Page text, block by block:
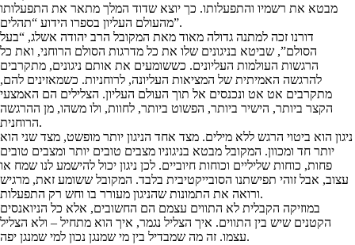
מבטא את רשמיו והתפעלותו. כך יוצא שדוד המלך מתאר את התפעלותו
מהעולם העליון בספרו הידוע “תהלים”.
דורנו זכה למתנה גדולה מאוד מאת המקובל הרב יהודה אשלג, “בעל
הסולם”, שביטא בניגונים שלו את כל מדרגות הסולם הרוחני, ואת כל
הרגשות העולמות העליונים. כששומעים את אותם ניגונים, מתקרבים
להרגשה האמיתית של המציאות העליונה, לרוחניות. כשמאזינים להם,
מתקרבים אט אט ונכנסים אל תוך העולם העליון. הצלילים הם האמצעי
הקצר ביותר, הישיר ביותר, הפשוט ביותר, לחוות, ולו משהו, מן ההרגשה
הרוחנית.
ניגון הוא ביטוי הרגש ללא מילים. מצד אחד הניגון יותר מופשט, מצד שני הוא
יותר חד ומכוון. המקובל מבטא בניגוניו מצבים טובים יותר ומצבים טובים
פחות, כוחות שליליים וכוחות חיוביים. לכן ניגון יכול להישמע לנו שמח או
עצוב, אבל זוהי תפישתנו הסובייקטיבית בלבד. המקובל ששומע זאת, מרגיש
ורואה את התמונות שהניגון מעורר בו וחש רק התפעלות.
במוזיקה הקבלית לא התווים עצמם הם החשובים, אלא כל הניואנסים
הקטנים שיש בין התווים. איך הצליל נגמר, איך הוא מתחיל – ולא הצליל
עצמו. זה מה שמבדיל בין מי שמנגן נכון למי שמנגן יפה.